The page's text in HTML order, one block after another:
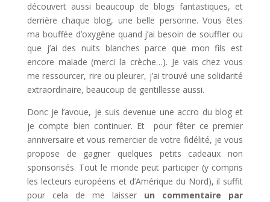
découvert aussi beaucoup de blogs fantastiques, et
derrière chaque blog, une belle personne. Vous êtes
ma bouffée d’oxygène quand j’ai besoin de souffler ou
que j’ai des nuits blanches parce que mon fils est
encore malade (merci la crèche…). Je vais chez vous
me ressourcer, rire ou pleurer, j’ai trouvé une solidarité
extraordinaire, beaucoup de gentillesse aussi.
Donc je l’avoue, je suis devenue une accro du blog et
je compte bien continuer. Et pour fêter ce premier
anniversaire et vous remercier de votre fidélité, je vous
propose de gagner quelques petits cadeaux non
sponsorisés. Tout le monde peut participer (y compris
les lecteurs européens et d’Amérique du Nord), il suffit
pour cela de me laisser un commentaire par